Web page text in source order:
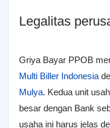
Legalitas
Griya Bayar PPOB
Multi Biller Indonesia
Mulya. Kedua unit
besar dengan Bank
usaha ini harus jelas